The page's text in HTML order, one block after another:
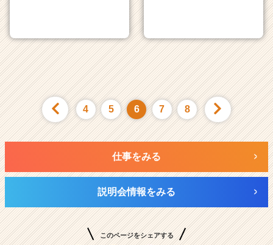
4 5 6 7 8
仕事をみる
説明会情報をみる
このページをシェアする